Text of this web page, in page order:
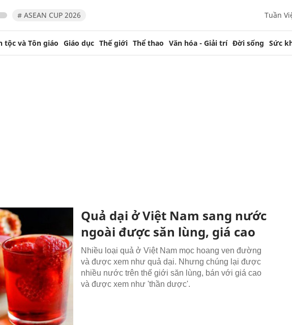
# ASEAN CUP 2026 Tuần
tộc và Tôn giáo Giáo dục Thế giới Thể thao Văn hóa - Giải trí Đời sống Sức
Quả dại ở Việt Nam sang nước
ngoài được săn lùng, giá cao
Nhiều loại quả ở Việt Nam mọc hoang ven đường
và được xem như quả dại. Nhưng chúng lại được
nhiều nước trên thế giới săn lùng, bán với giá cao
và được xem như 'thần dược'.